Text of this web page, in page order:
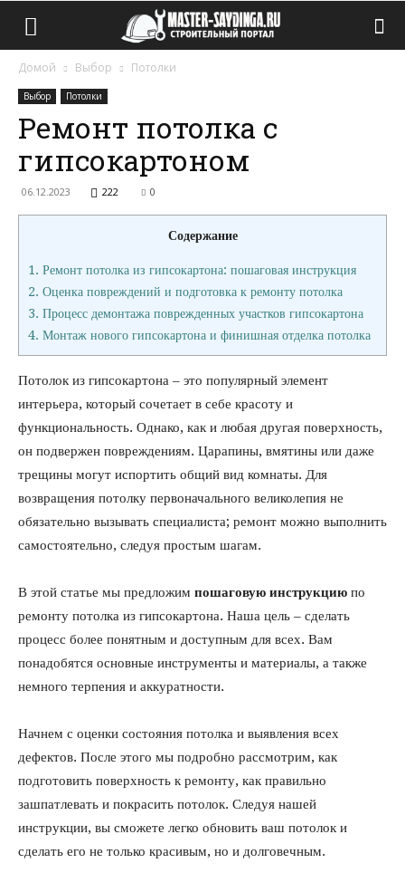
Домой Выбор Потолки
Выбор Потолки
Ремонт потолка с
гипсокартоном
06.12.2023 222 0
Содержание
1. Ремонт потолка из гипсокартона: пошаговая инструкция
2. Оценка повреждений и подготовка к ремонту потолка
3. Процесс демонтажа поврежденных участков гипсокартона
4. Монтаж нового гипсокартона и финишная отделка потолка
Потолок из гипсокартона – это популярный элемент
интерьера, который сочетает в себе красоту и
функциональность. Однако, как и любая другая поверхность,
он подвержен повреждениям. Царапины, вмятины или даже
трещины могут испортить общий вид комнаты. Для
возвращения потолку первоначального великолепия не
обязательно вызывать специалиста; ремонт можно выполнить
самостоятельно, следуя простым шагам.
В этой статье мы предложим пошаговую инструкцию по
ремонту потолка из гипсокартона. Наша цель – сделать
процесс более понятным и доступным для всех. Вам
понадобятся основные инструменты и материалы, а также
немного терпения и аккуратности.
Начнем с оценки состояния потолка и выявления всех
дефектов. После этого мы подробно рассмотрим, как
подготовить поверхность к ремонту, как правильно
зашпатлевать и покрасить потолок. Следуя нашей
инструкции, вы сможете легко обновить ваш потолок и
сделать его не только красивым, но и долговечным.